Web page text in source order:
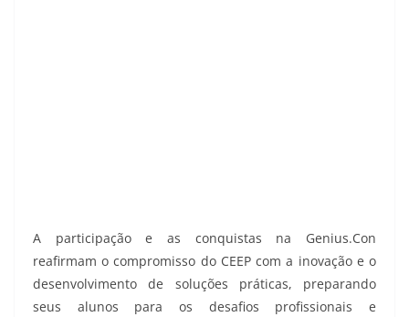
A participação e as conquistas na Genius.Con
reafirmam o compromisso do CEEP com a inovação e o
desenvolvimento de soluções práticas, preparando
seus alunos para os desafios profissionais e